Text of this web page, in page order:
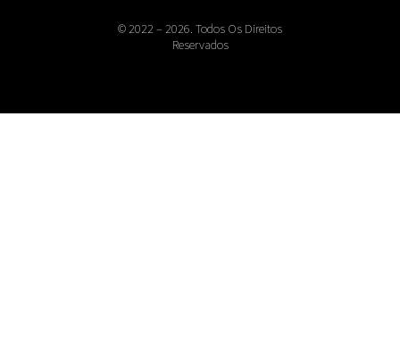
© 2022 – 2026. Todos Os Direitos
Reservados